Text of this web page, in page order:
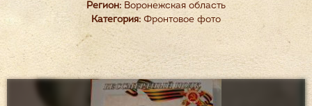
Регион: Воронежская область
Категория: Фронтовое фото